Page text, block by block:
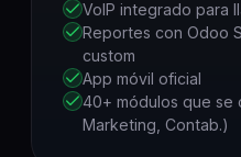
VoIP integrado para
Reportes con Odoo
custom
App móvil oficial
40+ módulos que se
Marketing, Contab.)